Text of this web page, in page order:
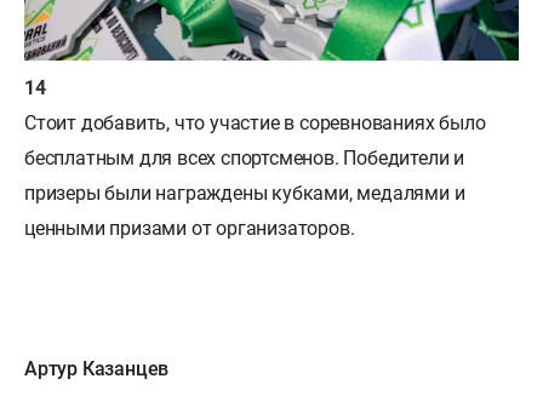
Стоит добавить, что участие в соревнованиях было
бесплатным для всех спортсменов. Победители и
призеры были награждены кубками, медалями и
ценными призами от организаторов.
Артур Казанцев